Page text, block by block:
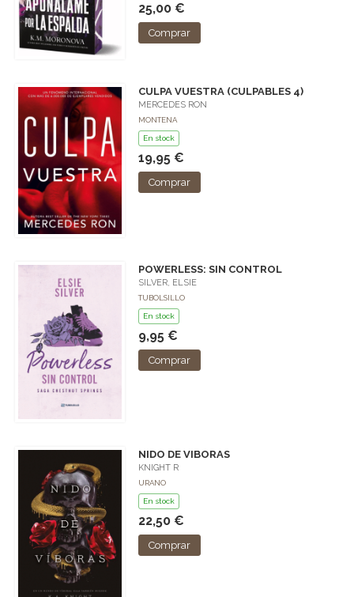
25,00 €
Comprar
CULPA VUESTRA (CULPABLES 4)
MERCEDES RON
MONTENA
En stock
19,95 €
Comprar
POWERLESS: SIN CONTROL
SILVER, ELSIE
TUBOLSILLO
En stock
9,95 €
Comprar
NIDO DE VIBORAS
KNIGHT R
URANO
En stock
22,50 €
Comprar